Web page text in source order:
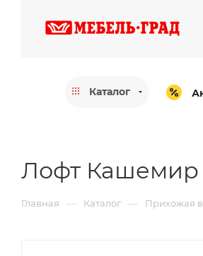
Каталог
Лофт Кашемир
Главная — Каталог — Прихожая